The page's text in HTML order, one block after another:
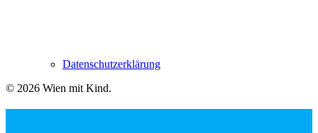
Datenschutzerklärung
© 2026 Wien mit Kind.